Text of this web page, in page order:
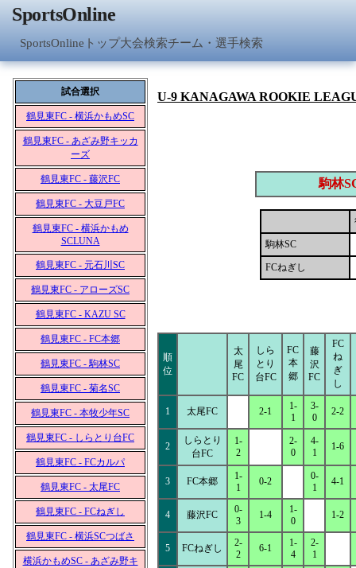
SportsOnline
SportsOnlineトップ大会検索チーム・選手検索
試合選択
鶴見東FC - 横浜かもめSC
鶴見東FC - あざみ野キッカ
ーズ
鶴見東FC - 藤沢FC
鶴見東FC - 大豆戸FC
鶴見東FC - 横浜かもめ
SCLUNA
鶴見東FC - 元石川SC
鶴見東FC - アローズSC
鶴見東FC - KAZU SC
鶴見東FC - FC本郷
鶴見東FC - 駒林SC
鶴見東FC - 菊名SC
鶴見東FC - 本牧少年SC
鶴見東FC - しらとり台FC
鶴見東FC - FCカルパ
鶴見東FC - 太尾FC
鶴見東FC - FCねぎし
鶴見東FC - 横浜SCつばさ
横浜かもめSC - あざみ野キ
U-9 KANAGAWA ROOKIE
駒林
駒林SC
FCねぎし
順
位
太
尾
FC
しら
とり
台FC
FC
本
郷
藤
沢
FC
FC
ね
ぎ
し
1 太尾FC 2-1
1-
1
3-
0
2-2
2
しらとり
台FC
1-
2
2-
0
4-
1
1-6
3 FC本郷
1-
1
0-2
0-
1
4-1
4 藤沢FC
0-
3
1-4
1-
0
1-2
5 FCねぎし
2-
2
6-1
1-
4
2-
1